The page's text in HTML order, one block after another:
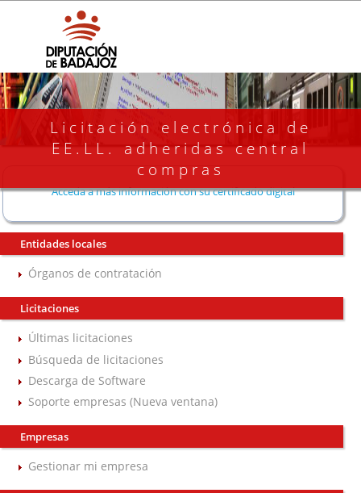
Licitación electrónica de
EE.LL. adheridas central
compras
Acceda a más información con su certificado digital
Entidades locales
Órganos de contratación
Licitaciones
Últimas licitaciones
Búsqueda de licitaciones
Descarga de Software
Soporte empresas (Nueva ventana)
Empresas
Gestionar mi empresa